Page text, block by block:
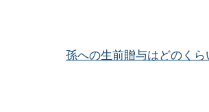
孫への生前贈与はどのく